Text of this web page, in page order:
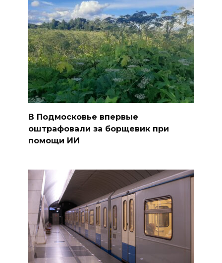
В Подмосковье впервые
оштрафовали за борщевик при
помощи ИИ